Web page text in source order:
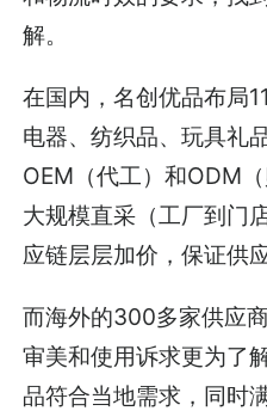
解。
在国内，名创优品布局
电器、纺织品、玩具礼
OEM（代工）和ODM
大规模直采（工厂到门
应链层层加价，保证供
而海外的300多家供应
审美和使用诉求更为了
品符合当地需求，同时